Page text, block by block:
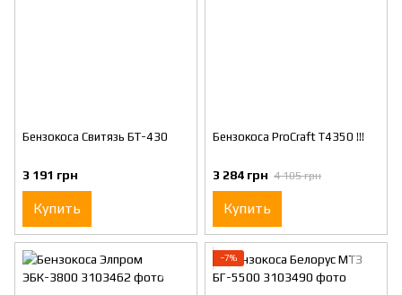
Бензокоса Свитязь БТ-430
3 191 грн
Купить
Бензокоса ProCraft T4350 !!!
3 284 грн 4 105 грн
Купить
−7%